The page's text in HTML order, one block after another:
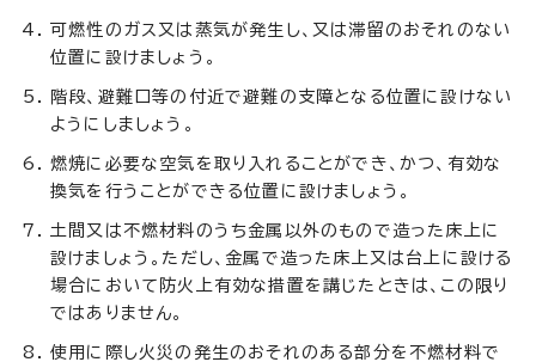
可燃性のガス又は蒸気が発生し、又は滞留のおそれのない
位置に設けましょう。
階段、避難口等の付近で避難の支障となる位置に設けない
ようにしましょう。
燃焼に必要な空気を取り入れることができ、かつ、有効な
換気を行うことができる位置に設けましょう。
土間又は不燃材料のうち金属以外のもので造った床上に
設けましょう。ただし、金属で造った床上又は台上に設ける
場合において防火上有効な措置を講じたときは、この限り
ではありません。
使用に際し火災の発生のおそれのある部分を不燃材料で